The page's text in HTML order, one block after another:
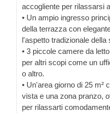
accogliente per rilassarsi
• Un ampio ingresso
della terrazza con
l'aspetto tradizionale della
• 3 piccole camere da
per altri scopi come un
o altro.
• Un'area giorno di 25 m²
vista e una zona pranzo,
per rilassarti